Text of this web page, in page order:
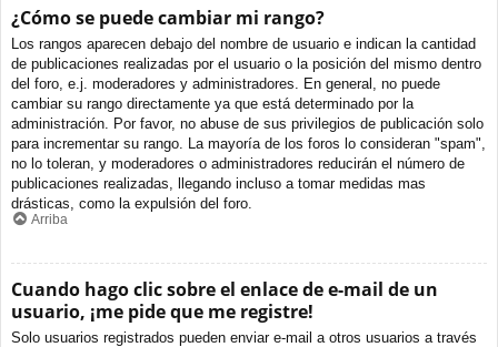
¿Cómo se puede cambiar mi rango?
Los rangos aparecen debajo del nombre de usuario e indican la cantidad
de publicaciones realizadas por el usuario o la posición del mismo dentro
del foro, e.j. moderadores y administradores. En general, no puede
cambiar su rango directamente ya que está determinado por la
administración. Por favor, no abuse de sus privilegios de publicación solo
para incrementar su rango. La mayoría de los foros lo consideran "spam",
no lo toleran, y moderadores o administradores reducirán el número de
publicaciones realizadas, llegando incluso a tomar medidas mas
drásticas, como la expulsión del foro.
Arriba
Cuando hago clic sobre el enlace de e-mail de un
usuario, ¡me pide que me registre!
Solo usuarios registrados pueden enviar e-mail a otros usuarios a través